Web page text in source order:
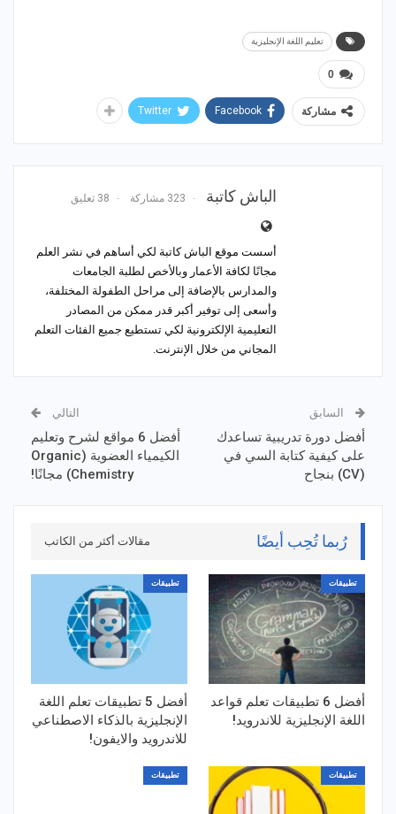
تعليم اللغة الإنجليزية
0
مشاركة Facebook
Twitter
الباش كاتبة 323 مشاركة 38 تعليق
أسست موقع الباش كاتبة لكي أساهم في نشر العلم
مجانًا لكافة الأعمار وبالأخص لطلبة الجامعات
والمدارس بالإضافة إلى مراحل الطفولة المختلفة،
وأسعى إلى توفير أكبر قدر ممكن من المصادر
التعليمية الإلكترونية لكي تستطيع جميع الفئات التعلم
المجاني من خلال الإنترنت.
السابق
أفضل دورة تدريبية تساعدك
على كيفية كتابة السي في
(CV) بنجاح
التالي
أفضل 6 مواقع لشرح وتعليم
الكيمياء العضوية (Organic
Chemistry) مجانًا!
رُبما تُحِب أيضًا مقالات أكثر من الكاتب
تطبيقات
أفضل 6 تطبيقات تعلم قواعد
اللغة الإنجليزية للاندرويد!
تطبيقات
أفضل 5 تطبيقات تعلم اللغة
الإنجليزية بالذكاء الاصطناعي
للاندرويد والايفون!
تطبيقات تطبيقات